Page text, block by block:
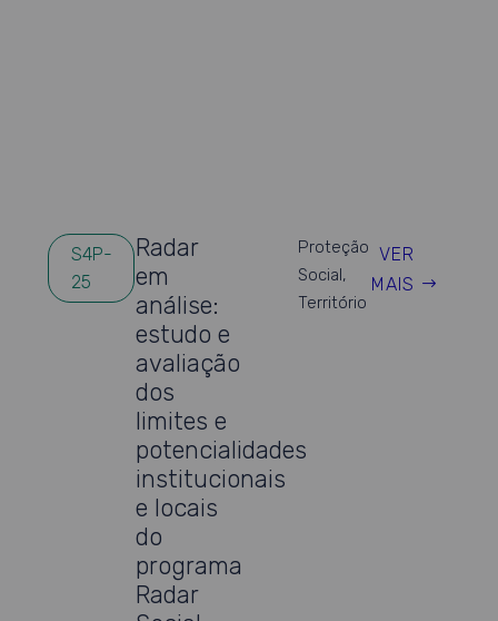
S4P-
25
Radar
em
análise:
estudo e
avaliação
dos
limites e
potencialidades
institucionais
e locais
do
programa
Radar
Proteção
Social,
Território
VER
MAIS